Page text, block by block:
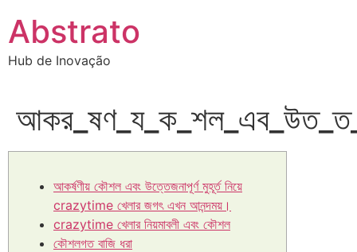
para
conteúdo
Abstrato
Hub de Inovação
আকর্ষণীয় কৌশল এবং উত্তেজনাপূর্ণ মুহূর্ত নিয়ে
crazytime খেলার জগৎ এখন আনন্দময়।
crazytime খেলার নিয়মাবলী এবং কৌশল
কৌশলগত বাজি ধরা